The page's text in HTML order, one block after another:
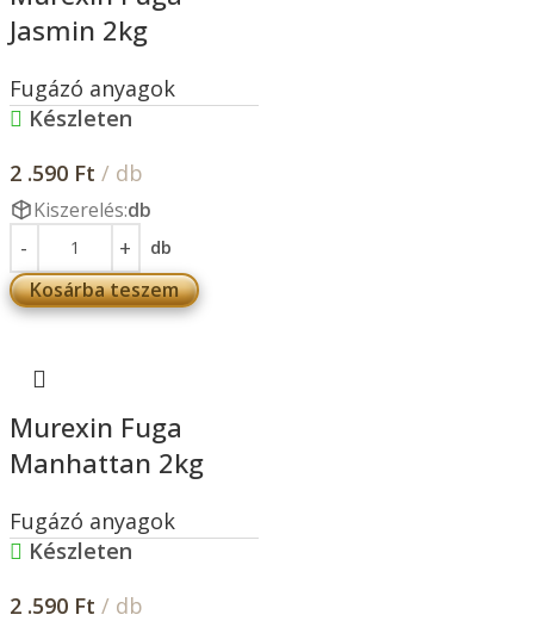
Jasmin 2kg
Fugázó anyagok
Készleten
2 .590 Ft / db
Kiszerelés:db
db
Kosárba teszem
Murexin Fuga
Manhattan 2kg
Fugázó anyagok
Készleten
2 .590 Ft / db